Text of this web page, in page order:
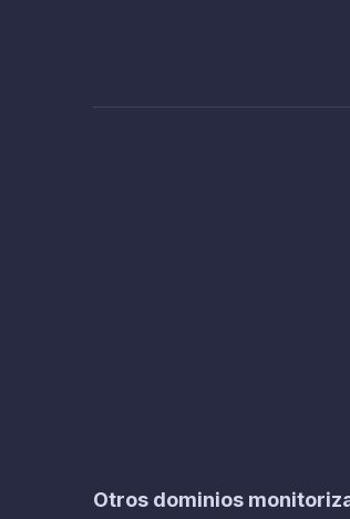
Otros dominios